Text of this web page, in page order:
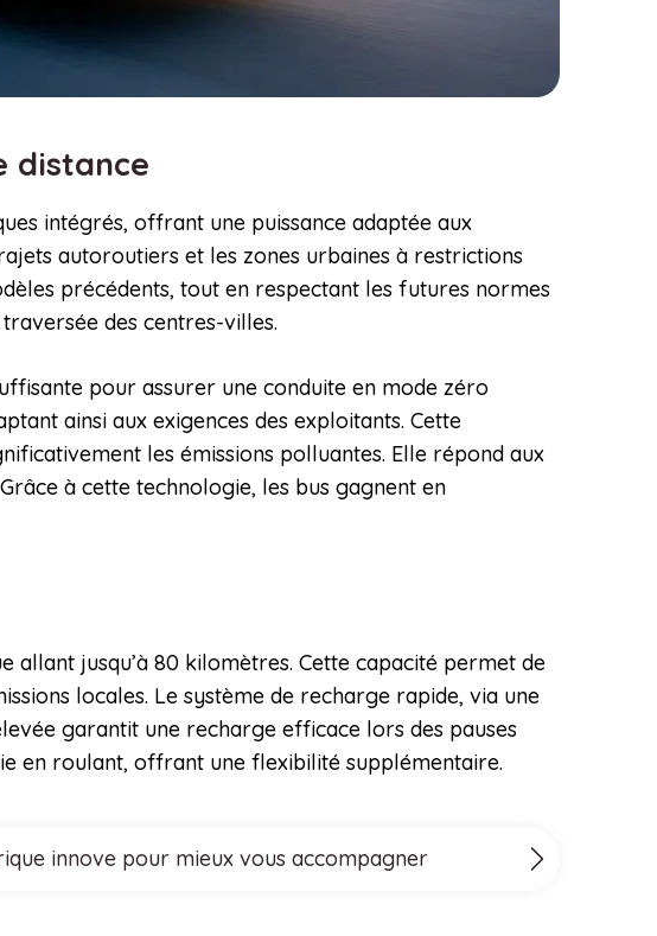
distance
intégrés, offrant une puissance adaptée aux
autoroutiers et les zones urbaines à restrictions
précédents, tout en respectant les futures normes
des centres-villes.
pour assurer une conduite en mode zéro
ainsi aux exigences des exploitants. Cette
les émissions polluantes. Elle répond aux
à cette technologie, les bus gagnent en
allant jusqu’à 80 kilomètres. Cette capacité permet de
locales. Le système de recharge rapide, via une
garantit une recharge efficace lors des pauses
en roulant, offrant une flexibilité supplémentaire.
innove pour mieux vous accompagner